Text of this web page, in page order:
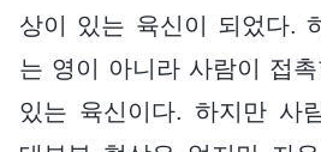
상이 있는 육신이 되었다.
는 영이 아니라 사람이 접
있는 육신이다. 하지만 사